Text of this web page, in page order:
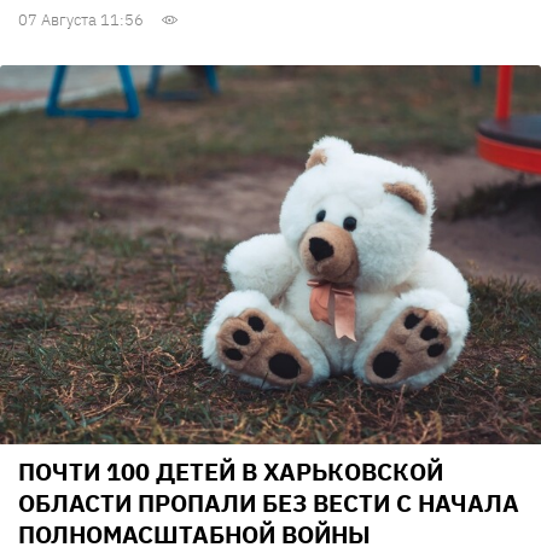
07 Августа 11:56
ПОЧТИ 100 ДЕТЕЙ В ХАРЬКОВСКОЙ
ОБЛАСТИ ПРОПАЛИ БЕЗ ВЕСТИ С НАЧАЛА
ПОЛНОМАСШТАБНОЙ ВОЙНЫ